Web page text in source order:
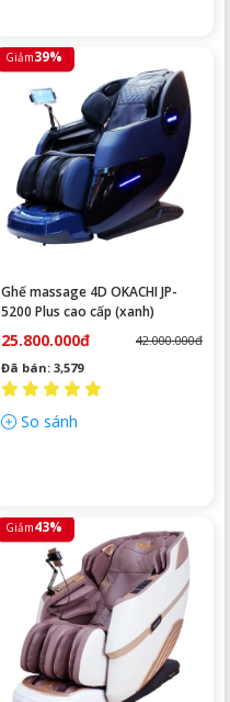
Giảm39%
Ghế massage 4D OKACHI JP-
5200 Plus cao cấp (xanh)
25.800.000đ
42.000.000đ
Đã bán: 3,579
So sánh
Giảm43%